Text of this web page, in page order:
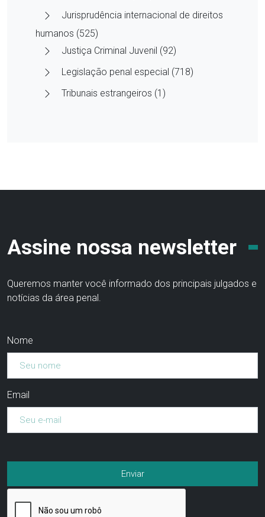
Jurisprudência internacional de direitos
humanos (525)
Justiça Criminal Juvenil (92)
Legislação penal especial (718)
Tribunais estrangeiros (1)
Assine nossa newsletter
Queremos manter você informado dos principais julgados e
notícias da área penal.
Nome
Email